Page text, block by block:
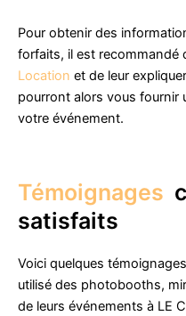
Pour obtenir des
forfaits, il est recommandé
Location et de leur
pourront alors vous fournir
votre événement.
Témoignages
satisfaits
Voici quelques
utilisé des photobooths,
de leurs événements à LE